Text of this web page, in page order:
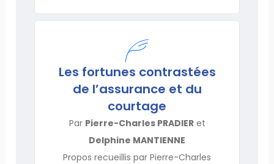
Les fortunes contrastées
de l’assurance et du
courtage
Par Pierre-Charles PRADIERet
Delphine MANTIENNE
Propos recueillis par Pierre-Charles